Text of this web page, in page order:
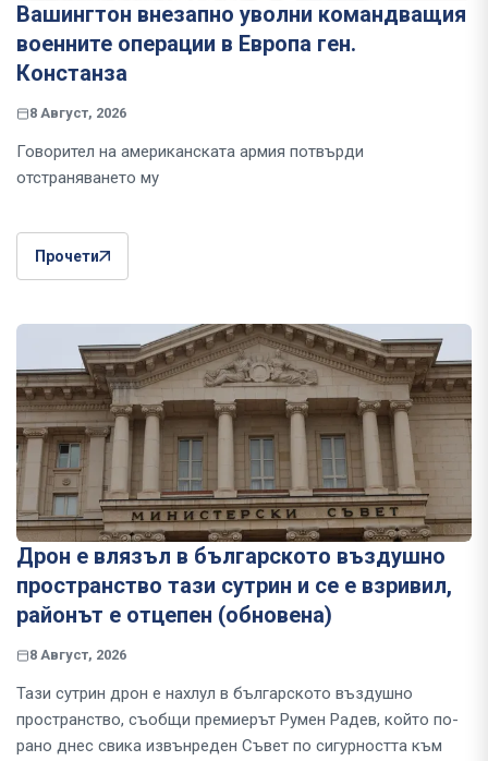
Вашингтон внезапно уволни командващия
военните операции в Европа ген.
Констанза
8 Август, 2026
Говорител на американската армия потвърди
отстраняването му
Прочети
Дрон е влязъл в българското въздушно
пространство тази сутрин и се е взривил,
районът е отцепен (обновена)
8 Август, 2026
Тази сутрин дрон е нахлул в българското въздушно
пространство, съобщи премиерът Румен Радев, който по-
рано днес свика извънреден Съвет по сигурността към